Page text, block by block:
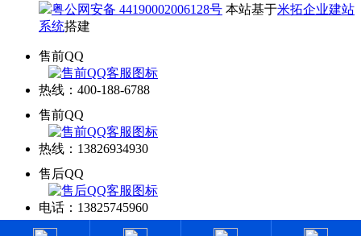
粤公网安备 44190002006128号 本站基于米拓企业建站
系统搭建
售前QQ
热线：400-188-6788
售前QQ
热线：13826934930
售后QQ
电话：13825745960